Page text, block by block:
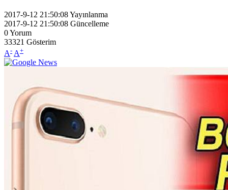
2017-9-12 21:50:08Yayınlanma
2017-9-12 21:50:08 Güncelleme
0Yorum
33321 Gösterim
A- A+